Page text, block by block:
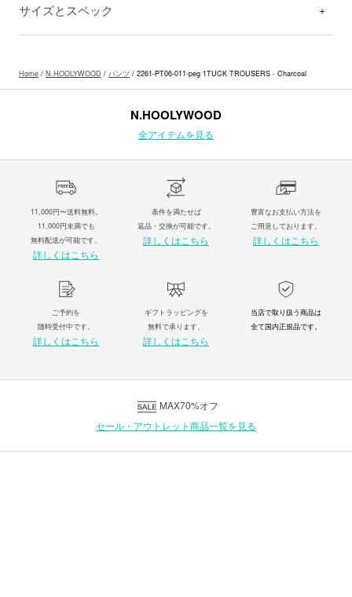
サイズとスペック
Home / N.HOOLYWOOD / パンツ / 2261-PT06-011-peg 1TUCK TROUSERS - Charcoal
N.HOOLYWOOD
全アイテムを見る
11,000円〜送料無料。
11,000円未満でも
無料配送が可能です。
詳しくはこちら
条件を満たせば
返品・交換が可能です。
詳しくはこちら
豊富なお支払い方法を
ご用意しております。
詳しくはこちら
ご予約を
随時受付中です。
詳しくはこちら
ギフトラッピングを
無料で承ります。
詳しくはこちら
当店で取り扱う商品は
全て国内正規品です。
MAX70%オフ
セール・アウトレット商品一覧を見る